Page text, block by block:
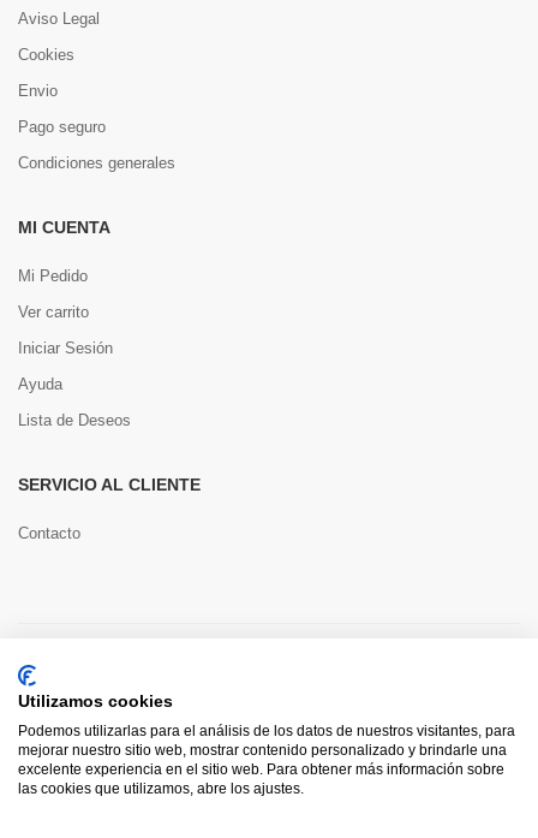
Aviso Legal
Cookies
Envio
Pago seguro
Condiciones generales
MI CUENTA
Mi Pedido
Ver carrito
Iniciar Sesión
Ayuda
Lista de Deseos
SERVICIO AL CLIENTE
Contacto
Utilizamos cookies
Podemos utilizarlas para el análisis de los datos de nuestros visitantes, para
mejorar nuestro sitio web, mostrar contenido personalizado y brindarle una
excelente experiencia en el sitio web. Para obtener más información sobre
las cookies que utilizamos, abre los ajustes.